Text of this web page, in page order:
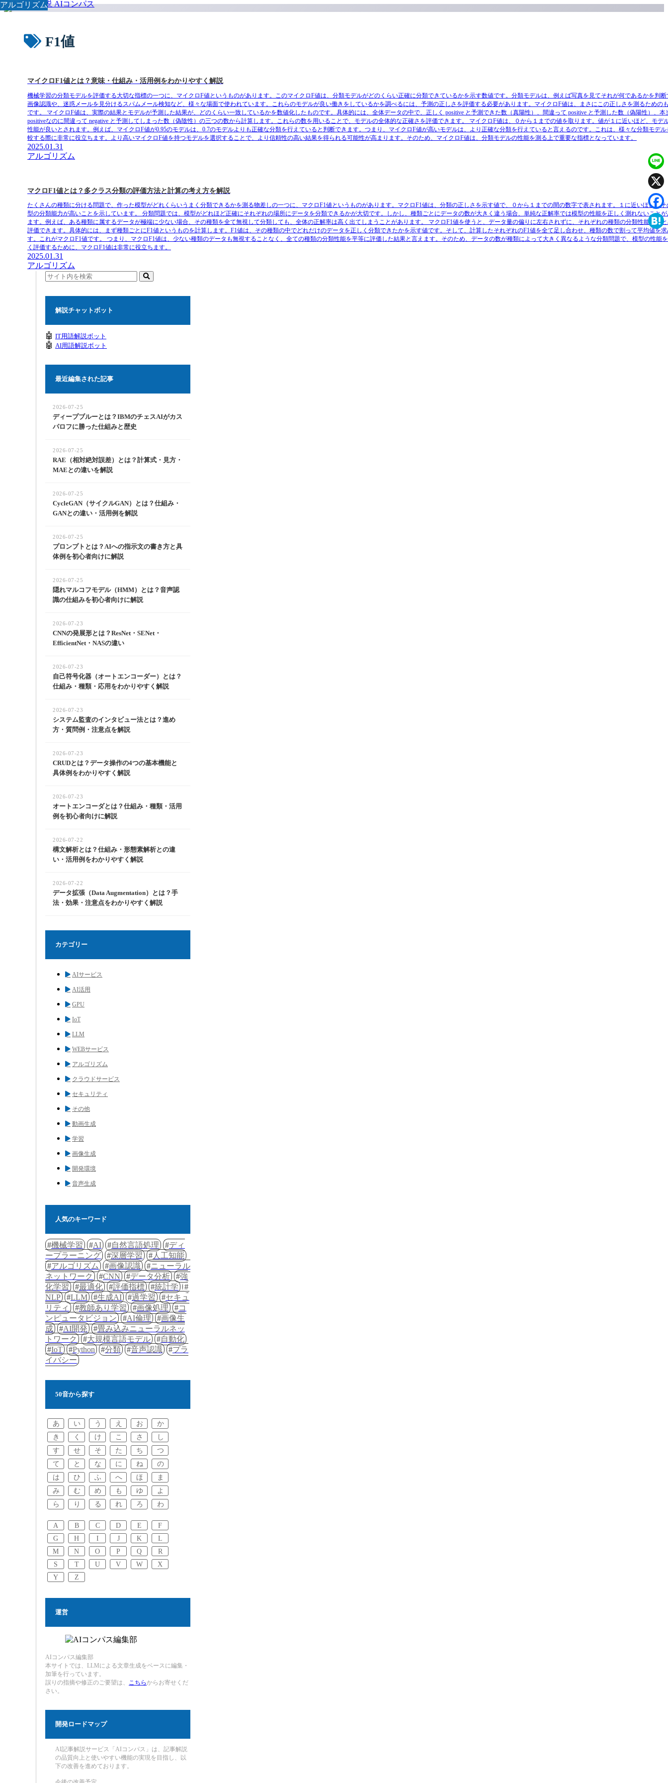
F1値
アルゴリズム
マイクロF1値とは？意味・仕組み・活用例をわかりやすく解説
機械学習の分類モデルを評価する大切な指標の一つに、マイクロF値というものがあります。このマイクロF値は、分類モデルがどのくらい正確に分類できているかを示す数値です。分類モデルは、例えば写真を見てそれが何であるかを判断
画像認識や、迷惑メールを見分けるスパムメール検知など、様々な場面で使われています。これらのモデルが良い働きをしているかを調べるには、予測の正しさを評価する必要があります。マイクロF値は、まさにこの正しさを測るための
です。 マイクロF値は、実際の結果とモデルが予測した結果が、どのくらい一致しているかを数値化したものです。具体的には、全体データの中で、正しく positive と予測できた数（真陽性）、間違って positive と予測した数（偽陽性）、本
positiveなのに間違って negative と予測してしまった数（偽陰性）の三つの数から計算します。これらの数を用いることで、モデルの全体的な正確さを評価できます。 マイクロF値は、０から１までの値を取ります。値が１に近いほど、モデ
性能が良いとされます。例えば、マイクロF値が0.95のモデルは、0.7のモデルよりも正確な分類を行えていると判断できます。つまり、マイクロF値が高いモデルは、より正確な分類を行えていると言えるのです。これは、様々な分類モデル
較する際に非常に役立ちます。より高いマイクロF値を持つモデルを選択することで、より信頼性の高い結果を得られる可能性が高まります。そのため、マイクロF値は、分類モデルの性能を測る上で重要な指標となっています。
2025.01.31
アルゴリズム
アルゴリズム
マクロF1値とは？多クラス分類の評価方法と計算の考え方を解説
たくさんの種類に分ける問題で、作った模型がどれくらいうまく分類できるかを測る物差しの一つに、マクロF1値というものがあります。マクロF1値は、分類の正しさを示す値で、０から１までの間の数字で表されます。１に近いほど、そ
型の分類能力が高いことを示しています。 分類問題では、模型がどれほど正確にそれぞれの場所にデータを分類できるかが大切です。しかし、種類ごとにデータの数が大きく違う場合、単純な正解率では模型の性能を正しく測れないこと
ます。例えば、ある種類に属するデータが極端に少ない場合、その種類を全て無視して分類しても、全体の正解率は高く出てしまうことがあります。 マクロF1値を使うと、データ量の偏りに左右されずに、それぞれの種類の分類性能をま
評価できます。具体的には、まず種類ごとにF1値というものを計算します。F1値は、その種類の中でどれだけのデータを正しく分類できたかを示す値です。そして、計算したそれぞれのF1値を全て足し合わせ、種類の数で割って平均値を
す。これがマクロF1値です。 つまり、マクロF1値は、少ない種類のデータも無視することなく、全ての種類の分類性能を平等に評価した結果と言えます。そのため、データの数が種類によって大きく異なるような分類問題で、模型の性能
く評価するために、マクロF1値は非常に役立ちます。
2025.01.31
アルゴリズム
解説チャットボット
🤖 IT用語解説ボット
🤖 AI用語解説ボット
最近編集された記事
ディープブルーとは？IBMのチェスAIがカス
パロフに勝った仕組みと歴史
2026-07-25
RAE（相対絶対誤差）とは？計算式・見方・
MAEとの違いを解説
2026-07-25
CycleGAN（サイクルGAN）とは？仕組み・
GANとの違い・活用例を解説
2026-07-25
プロンプトとは？AIへの指示文の書き方と具
体例を初心者向けに解説
2026-07-25
隠れマルコフモデル（HMM）とは？音声認
識の仕組みを初心者向けに解説
2026-07-25
CNNの発展形とは？ResNet・SENet・
EfficientNet・NASの違い
2026-07-23
自己符号化器（オートエンコーダー）とは？
仕組み・種類・応用をわかりやすく解説
2026-07-23
システム監査のインタビュー法とは？進め
方・質問例・注意点を解説
2026-07-23
CRUDとは？データ操作の4つの基本機能と
具体例をわかりやすく解説
2026-07-23
オートエンコーダとは？仕組み・種類・活用
例を初心者向けに解説
2026-07-23
構文解析とは？仕組み・形態素解析との違
い・活用例をわかりやすく解説
2026-07-22
データ拡張（Data Augmentation）とは？手
法・効果・注意点をわかりやすく解説
2026-07-22
カテゴリー
AIサービス
AI活用
GPU
IoT
LLM
WEBサービス
アルゴリズム
クラウドサービス
セキュリティ
その他
動画生成
学習
画像生成
開発環境
音声生成
人気のキーワード
機械学習 AI 自然言語処理
ディ
ープラーニング
深層学習
人工知能
アルゴリズム
画像認識
ニューラル
ネットワーク
CNN データ分析
強
化学習
最適化 評価指標
統計学
NLP
LLM 生成AI 過学習
セキュ
リティ
教師あり学習 画像処理
コ
ンピュータビジョン
AI倫理
画像生
成
AI開発
畳み込みニューラルネッ
トワーク
大規模言語モデル
自動化
IoT
Python 分類 音声認識
プラ
イバシー
50音から探す
あ い う え お
か
き
く け こ さ
し
す
せ そ た ち
つ
て
と な に ね
の
は
ひ ふ へ ほ
ま
み
む め も ゆ
よ
ら
り る れ ろ わ
A B C D E
F
G
H I J K
L
M
N O P Q
R
S
T U V W
X
Y
Z
運営
AIコンパス編集部
本サイトでは、LLMによる文章生成をベースに編集・
加筆を行っています。
誤りの指摘や修正のご要望は、 こちらからお寄せくだ
さい。
開発ロードマップ
AI記事解説サービス「AIコンパス」は、記事解説
の品質向上と使いやすい機能の実現を目指し、以
下の改善を進めております。
Line
X